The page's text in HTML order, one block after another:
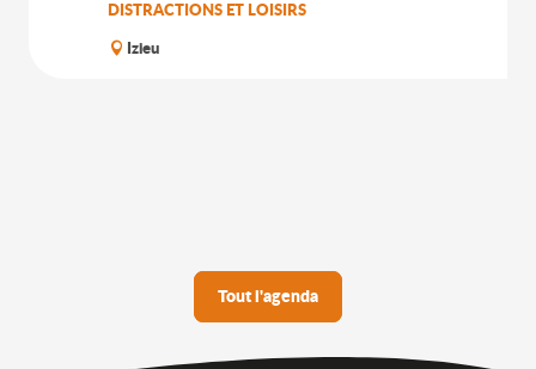
DISTRACTIONS ET LOISIRS
Izieu
Tout l'agenda